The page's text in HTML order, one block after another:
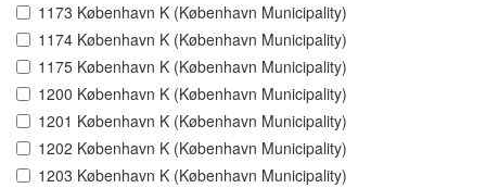
1173 København K (København Municipality)
1174 København K (København Municipality)
1175 København K (København Municipality)
1200 København K (København Municipality)
1201 København K (København Municipality)
1202 København K (København Municipality)
1203 København K (København Municipality)